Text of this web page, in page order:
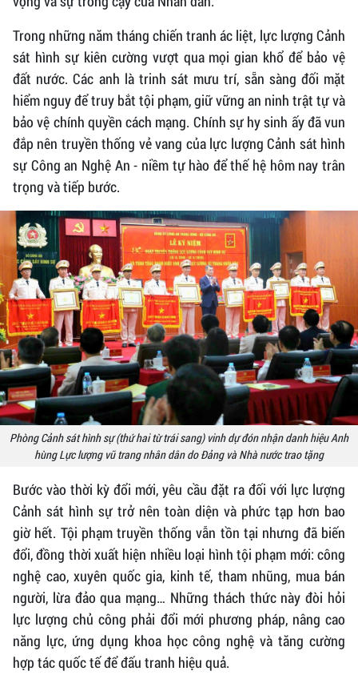
Trong những năm tháng chiến tranh ác liệt, lực lượng Cảnh
sát hình sự kiên cường vượt qua mọi gian khổ để bảo vệ
đất nước. Các anh là trinh sát mưu trí, sẵn sàng đối mặt
hiểm nguy để truy bắt tội phạm, giữ vững an ninh trật tự và
bảo vệ chính quyền cách mạng. Chính sự hy sinh ấy đã vun
đắp nên truyền thống vẻ vang của lực lượng Cảnh sát hình
sự Công an Nghệ An - niềm tự hào để thế hệ hôm nay trân
trọng và tiếp bước.
Phòng Cảnh sát hình sự (thứ hai từ trái sang) vinh dự đón nhận danh hiệu Anh
hùng Lực lượng vũ trang nhân dân do Đảng và Nhà nước trao tặng
Bước vào thời kỳ đổi mới, yêu cầu đặt ra đối với lực lượng
Cảnh sát hình sự trở nên toàn diện và phức tạp hơn bao
giờ hết. Tội phạm truyền thống vẫn tồn tại nhưng đã biến
đổi, đồng thời xuất hiện nhiều loại hình tội phạm mới: công
nghệ cao, xuyên quốc gia, kinh tế, tham nhũng, mua bán
người, lừa đảo qua mạng… Những thách thức này đòi hỏi
lực lượng chủ công phải đổi mới phương pháp, nâng cao
năng lực, ứng dụng khoa học công nghệ và tăng cường
hợp tác quốc tế để đấu tranh hiệu quả.